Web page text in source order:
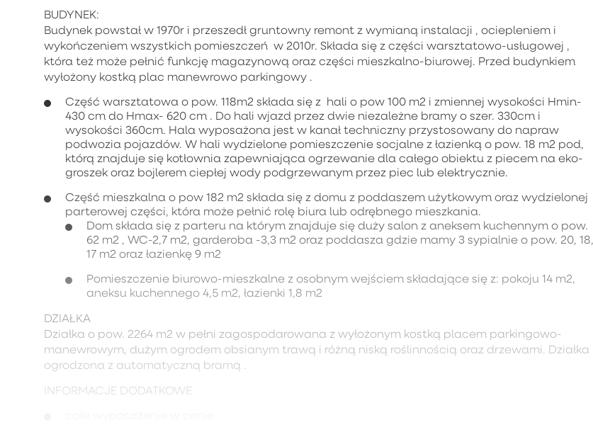
BUDYNEK:
Budynek powstał w 1970r i przeszedł gruntowny remont z wymianą instalacji , ociepleniem i
wykończeniem wszystkich pomieszczeń w 2010r. Składa się z części warsztatowo-usługowej ,
która też może pełnić funkcję magazynową oraz części mieszkalno-biurowej. Przed budynkiem
wyłożony kostką plac manewrowo parkingowy .
Część warsztatowa o pow. 118m2 składa się z hali o pow 100 m2 i zmiennej wysokości Hmin-
430 cm do Hmax- 620 cm . Do hali wjazd przez dwie niezależne bramy o szer. 330cm i
wysokości 360cm. Hala wyposażona jest w kanał techniczny przystosowany do napraw
podwozia pojazdów. W hali wydzielone pomieszczenie socjalne z łazienką o pow. 18 m2 pod,
którą znajduje się kotłownia zapewniająca ogrzewanie dla całego obiektu z piecem na eko-
groszek oraz bojlerem ciepłej wody podgrzewanym przez piec lub elektrycznie.
Część mieszkalna o pow 182 m2 składa się z domu z poddaszem użytkowym oraz wydzielonej
parterowej części, która może pełnić rolę biura lub odrębnego mieszkania.
Dom składa się z parteru na którym znajduje się duży salon z aneksem kuchennym o pow.
62 m2 , WC-2,7 m2, garderoba -3,3 m2 oraz poddasza gdzie mamy 3 sypialnie o pow. 20, 18,
17 m2 oraz łazienkę 9 m2
Pomieszczenie biurowo-mieszkalne z osobnym wejściem składające się z: pokoju 14 m2,
aneksu kuchennego 4,5 m2, łazienki 1,8 m2
DZIAŁKA
Działka o pow. 2264 m2 w pełni zagospodarowana z wyłożonym kostką placem parkingowo-
manewrowym, dużym ogrodem obsianym trawą i różną niską roślinnością oraz drzewami. Działka
ogrodzona z automatyczną bramą .
INFORMACJE DODATKOWE